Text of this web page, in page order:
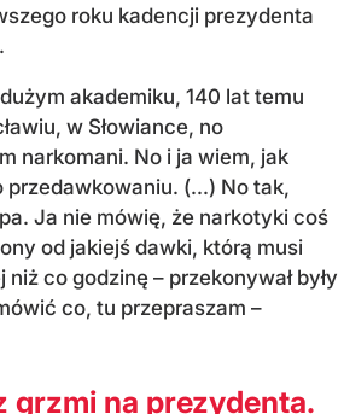
roku kadencji prezydenta
akademiku, 140 lat temu
w Słowiance, no
narkomani. No i ja wiem, jak
przedawkowaniu. (...) No tak,
Ja nie mówię, że narkotyki coś
od jakiejś dawki, którą musi
co godzinę – przekonywał były
co, tu przepraszam –
grzmi na prezydenta.